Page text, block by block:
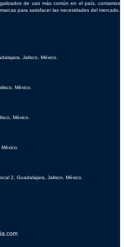
de uso más común en el país, contamos
para satisfacer las necesidades del mercado.
Jalisco, México.
México.
México.
2, Guadalajara, Jalisco, México.